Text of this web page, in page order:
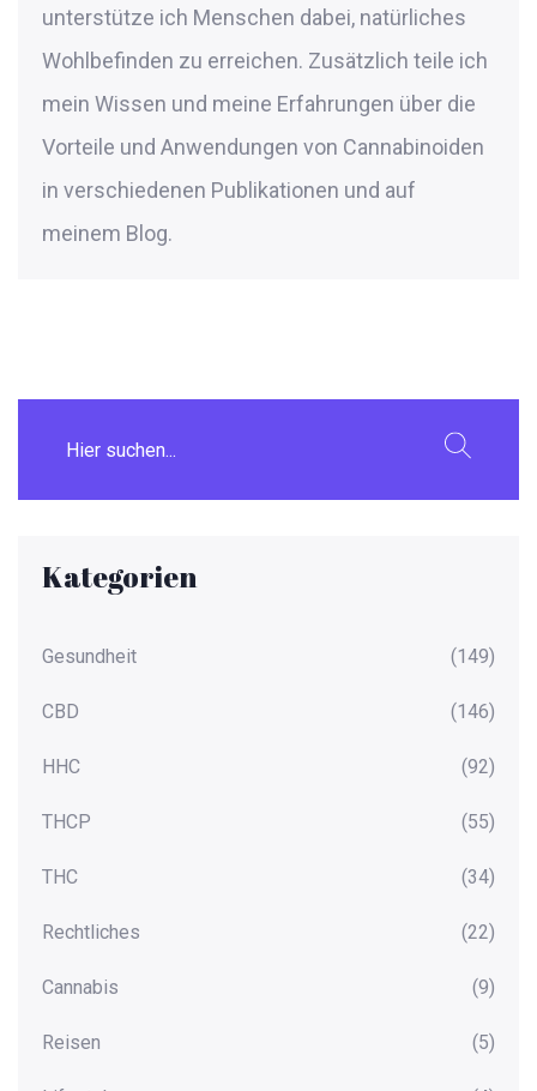
unterstütze ich Menschen dabei, natürliches
Wohlbefinden zu erreichen. Zusätzlich teile ich
mein Wissen und meine Erfahrungen über die
Vorteile und Anwendungen von Cannabinoiden
in verschiedenen Publikationen und auf
meinem Blog.
Kategorien
Gesundheit (149)
CBD (146)
HHC (92)
THCP (55)
THC (34)
Rechtliches (22)
Cannabis (9)
Reisen (5)